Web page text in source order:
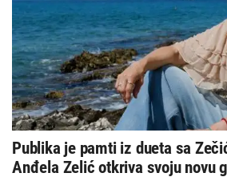
Publika je pamti iz dueta sa
Anđela Zelić otkriva svoju novu